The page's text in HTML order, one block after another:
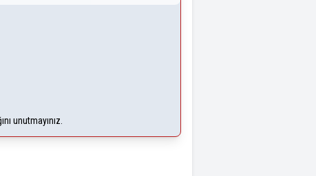
unutmayınız.